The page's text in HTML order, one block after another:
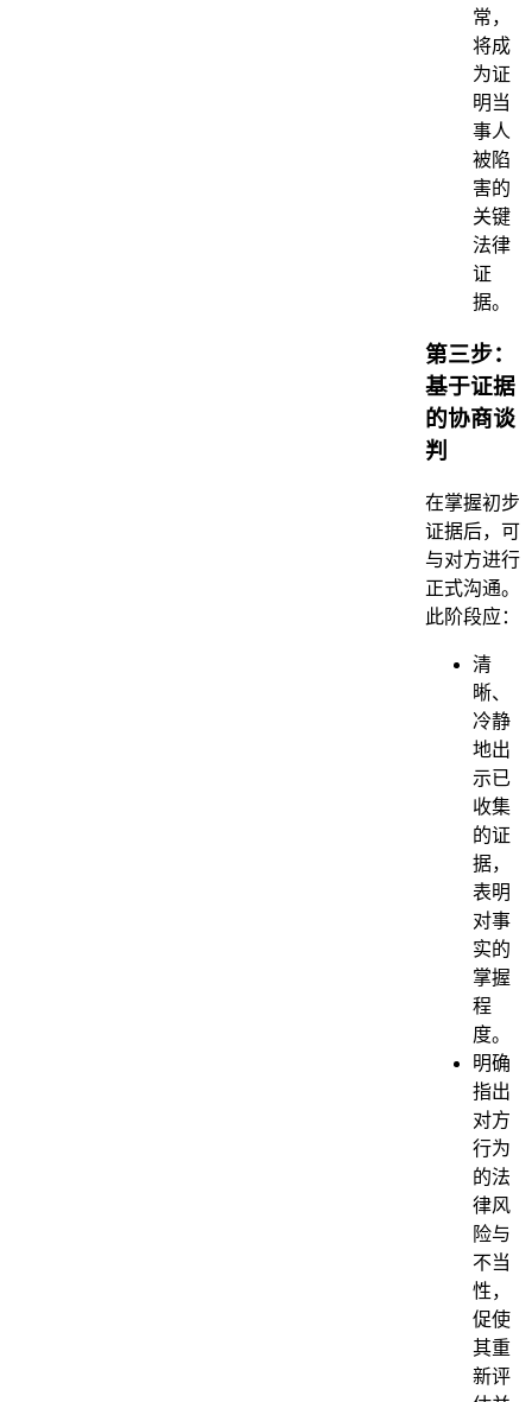
常，
将成
为证
明当
事人
被陷
害的
关键
法律
证
据。
第三步：
基于证据
的协商谈
判
在掌握初步
证据后，可
与对方进行
正式沟通。
此阶段应：
清
晰、
冷静
地出
示已
收集
的证
据，
表明
对事
实的
掌握
程
度。
明确
指出
对方
行为
的法
律风
险与
不当
性，
促使
其重
新评